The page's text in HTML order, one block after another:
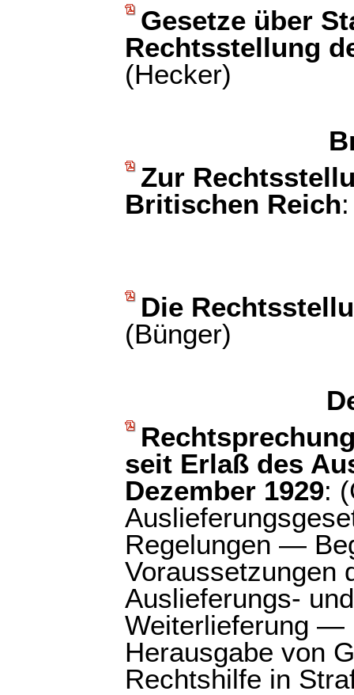
Gesetze über
Rechtsstellung
(Hecker)
Zur
Britischen Reich
Die
(Bünger)
seit Erlaß des
Dezember 1929:
Regelungen —
Voraussetzungen
Auslieferungs-
Weiterlieferung
Herausgabe von
Rechtshilfe in